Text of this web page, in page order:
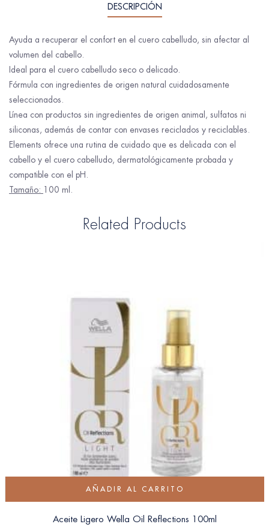
DESCRIPCIÓN
Ayuda a recuperar el confort en el cuero cabelludo, sin afectar al
volumen del cabello.
Ideal para el cuero cabelludo seco o delicado.
Fórmula con ingredientes de origen natural cuidadosamente
seleccionados.
Línea con productos sin ingredientes de origen animal, sulfatos ni
siliconas, además de contar con envases reciclados y reciclables.
Elements ofrece una rutina de cuidado que es delicada con el
cabello y el cuero cabelludo, dermatológicamente probada y
compatible con el pH.
Tamaño: 100 ml.
Related Products
AÑADIR AL CARRITO
Aceite Ligero Wella Oil Reflections 100ml